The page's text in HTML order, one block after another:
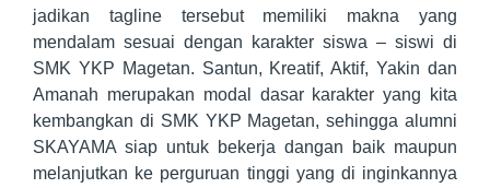
jadikan tagline tersebut memiliki makna yang
mendalam sesuai dengan karakter siswa – siswi di
SMK YKP Magetan. Santun, Kreatif, Aktif, Yakin dan
Amanah merupakan modal dasar karakter yang kita
kembangkan di SMK YKP Magetan, sehingga alumni
SKAYAMA siap untuk bekerja dangan baik maupun
melanjutkan ke perguruan tinggi yang di inginkannya